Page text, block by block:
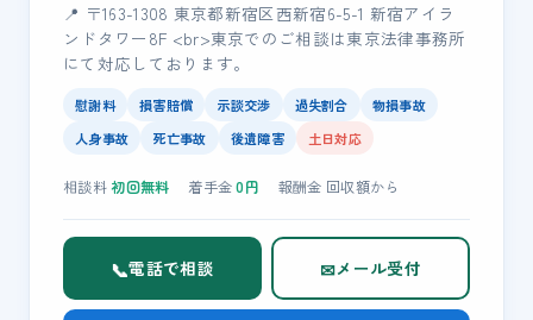
📍 〒163-1308 東京都新宿区西新宿6-5-1 新宿アイラ
ンドタワー8F <br>東京でのご相談は東京法律事務所
にて対応しております。
慰謝料 損害賠償 示談交渉 過失割合
物損事故
人身事故
死亡事故 後遺障害 土日対応
相談料初回無料 着手金0円 報酬金 回収額から
📞電話で相談 ✉メール受付